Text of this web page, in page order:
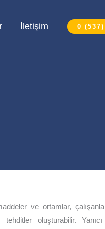
İletişim 0
ve ortamlar,
oluşturabilir.